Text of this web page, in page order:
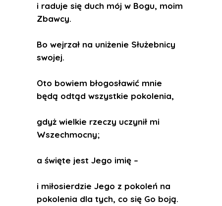
i raduje się duch mój w Bogu, moim
Zbawcy.
Bo wejrzał na uniżenie Służebnicy
swojej.
Oto bowiem błogosławić mnie
będą odtąd wszystkie pokolenia,
gdyż wielkie rzeczy uczynił mi
Wszechmocny;
a święte jest Jego imię –
i miłosierdzie Jego z pokoleń na
pokolenia dla tych, co się Go boją.